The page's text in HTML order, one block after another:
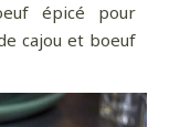
épicé pour
cajou et boeuf